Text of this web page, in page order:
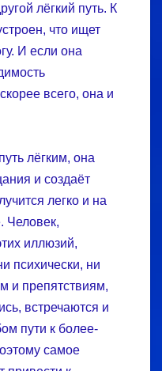
лёгкий путь. К
что ищет
И если она
всего, она и
лёгким, она
и создаёт
легко и на
Человек,
иллюзий,
психически, ни
и препятствиям,
встречаются и
пути к более-
самое